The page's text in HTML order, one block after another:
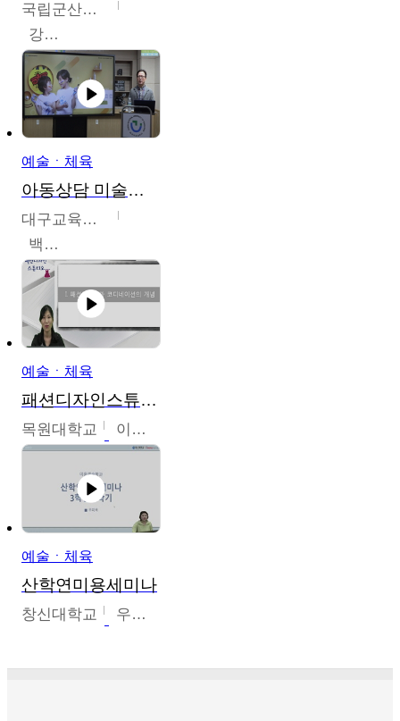
국립군산대학교
강경아
예술ㆍ체육
아동상담 미술치료
대구교육대학교
백중열
예술ㆍ체육
패션디자인스튜디오
목원대학교 이건희
예술ㆍ체육
산학연미용세미나
창신대학교 우미옥,오윤경,박선이